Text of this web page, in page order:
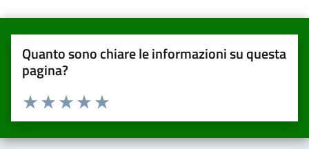
Quanto sono chiare le informazioni su questa
pagina?
Valuta da 1 a 5 stelle la pagina
Valuta 5 stelle su 5
Valuta 4 stelle su 5
Valuta 3 stelle su 5
Valuta 2 stelle su 5
Valuta una stella su 5